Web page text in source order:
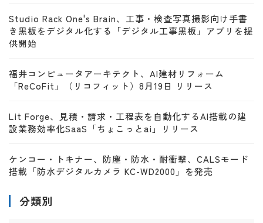
Studio Rack One's Brain、工事・検査写真撮影向け手書
き黒板をデジタル化する「デジタル工事黒板」アプリを提
供開始
福井コンピュータアーキテクト、AI建材リフォーム
「ReCoFit」（リコフィット）8月19日 リリース
Lit Forge、見積・請求・工程表を自動化するAI搭載の建
設業務効率化SaaS「ちょこっとai」リリース
ケンコー・トキナー、防塵・防水・耐衝撃、CALSモード
搭載「防水デジタルカメラ KC-WD2000」を発売
分類別